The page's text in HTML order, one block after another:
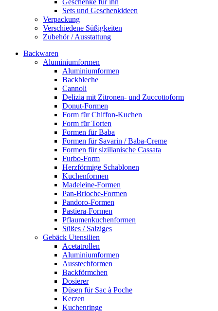
Geschenke für ihn
Sets und Geschenkideen
Verpackung
Verschiedene Süßigkeiten
Zubehör / Ausstattung
Backwaren
Aluminiumformen
Aluminiumformen
Backbleche
Cannoli
Delizia mit Zitronen- und Zuccottoform
Donut-Formen
Form für Chiffon-Kuchen
Form für Torten
Formen für Baba
Formen für Savarin / Baba-Creme
Formen für sizilianische Cassata
Furbo-Form
Herzförmige Schablonen
Kuchenformen
Madeleine-Formen
Pan-Brioche-Formen
Pandoro-Formen
Pastiera-Formen
Pflaumenkuchenformen
Süßes / Salziges
Gebäck Utensilien
Acetatrollen
Aluminiumformen
Ausstechformen
Backförmchen
Dosierer
Düsen für Sac à Poche
Kerzen
Kuchenringe